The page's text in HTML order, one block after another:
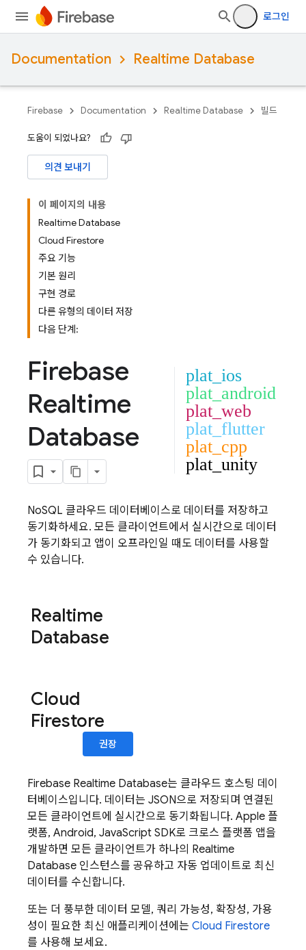
로그인
Documentation Realtime Database
Firebase Documentation Realtime Database 빌드
도움이 되었나요?
의견 보내기
이 페이지의 내용
Realtime Database
Cloud Firestore
주요 기능
기본 원리
구현 경로
다른 유형의 데이터 저장
다음 단계:
Firebase
Realtime
Database
plat_ios
plat_android
plat_web
plat_flutter
plat_cpp
plat_unity
NoSQL 클라우드 데이터베이스로 데이터를 저장하고
동기화하세요. 모든 클라이언트에서 실시간으로 데이터
가 동기화되고 앱이 오프라인일 때도 데이터를 사용할
수 있습니다.
Realtime
Database
Cloud
Firestore
권장
Firebase Realtime Database는 클라우드 호스팅 데이
터베이스입니다. 데이터는 JSON으로 저장되며 연결된
모든 클라이언트에 실시간으로 동기화됩니다. Apple 플
랫폼, Android, JavaScript SDK로 크로스 플랫폼 앱을
개발하면 모든 클라이언트가 하나의 Realtime
Database 인스턴스를 공유하고 자동 업데이트로 최신
데이터를 수신합니다.
또는 더 풍부한 데이터 모델, 쿼리 가능성, 확장성, 가용
성이 필요한 최신 애플리케이션에는 Cloud Firestore
를 사용해 보세요.